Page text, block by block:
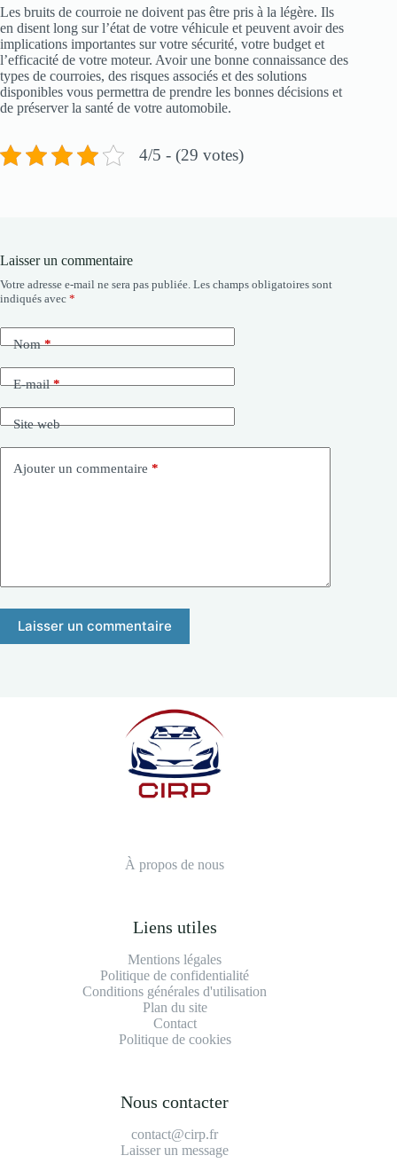
Les bruits de courroie ne doivent pas être pris à la légère. Ils
en disent long sur l’état de votre véhicule et peuvent avoir des
implications importantes sur votre sécurité, votre budget et
l’efficacité de votre moteur. Avoir une bonne connaissance des
types de courroies, des risques associés et des solutions
disponibles vous permettra de prendre les bonnes décisions et
de préserver la santé de votre automobile.
4/5 - (29 votes)
Laisser un commentaire
Votre adresse e-mail ne sera pas publiée. Les champs obligatoires sont
indiqués avec *
Nom*
E-mail*
Site web
Ajouter un commentaire *
Laisser un commentaire
À propos de nous
Liens utiles
Mentions légales
Politique de confidentialité
Conditions générales d'utilisation
Plan du site
Contact
Politique de cookies
Nous contacter
contact@cirp.fr
Laisser un message